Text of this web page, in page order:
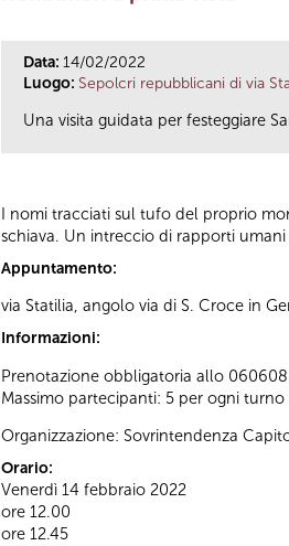
Data: 14/02/2022
Luogo: Sepolcri repubblicani di via
Una visita guidata per festeggiare
I nomi tracciati sul tufo del proprio
schiava. Un intreccio di rapporti
Appuntamento:
via Statilia, angolo via di S. Croce in
Informazioni:
Prenotazione obbligatoria allo
Massimo partecipanti: 5 per ogni turno
Organizzazione: Sovrintendenza
Orario:
Venerdì 14 febbraio 2022
ore 12.00
ore 12.45